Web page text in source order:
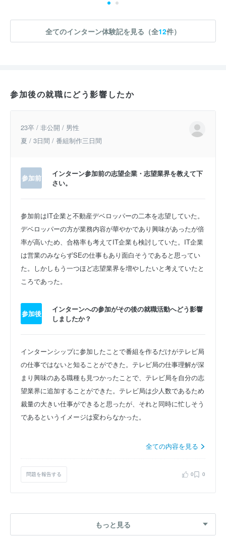
全てのインターン体験記を見る（全12件）
参加後の就職にどう影響したか
23卒 / 非公開 / 男性
夏 / 3日間 / 番組制作三日間
参加前
インターン参加前の志望企業・志望業界を教えて下
さい。
参加前はIT企業と不動産デベロッパーの二本を志望していた。
デベロッパーの方が業務内容が華やかであり興味があったが倍
率が高いため、合格率も考えてIT企業も検討していた。IT企業
は営業のみならずSEの仕事もあり面白そうであると思ってい
た。しかしもう一つほど志望業界を増やしたいと考えていたと
ころであった。
参加後
インターンへの参加がその後の就職活動へどう影響
しましたか？
インターンシップに参加したことで番組を作るだけがテレビ局
の仕事ではないと知ることができた。テレビ局の仕事理解が深
まり興味のある職種も見つかったことで、テレビ局を自分の志
望業界に追加することができた。テレビ局は少人数であるため
裁量の大きい仕事ができると思ったが、それと同時に忙しそう
であるというイメージは変わらなかった。
全ての内容を見る
問題を報告する 0 0
もっと見る